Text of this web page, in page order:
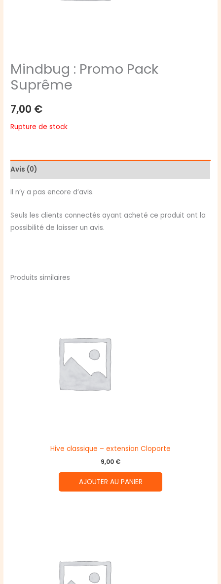
Mindbug : Promo Pack
Suprême
7,00 €
Rupture de stock
Avis (0)
Il n’y a pas encore d’avis.
Seuls les clients connectés ayant acheté ce produit ont la
possibilité de laisser un avis.
Produits similaires
Hive classique – extension Cloporte
9,00 €
AJOUTER AU PANIER